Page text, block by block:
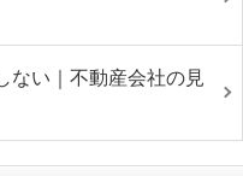
ない｜不動産会社の見